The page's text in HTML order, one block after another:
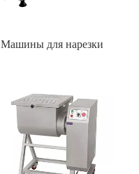
Машины для нарезки